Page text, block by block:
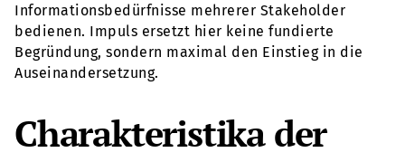
Informationsbedürfnisse mehrerer Stakeholder
bedienen. Impuls ersetzt hier keine fundierte
Begründung, sondern maximal den Einstieg in die
Auseinandersetzung.
Charakteristika der